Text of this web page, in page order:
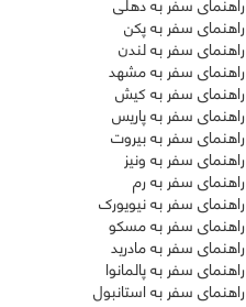
راهنمای سفر به پکن
راهنمای سفر به لندن
راهنمای سفر به مشهد
راهنمای سفر به کیش
راهنمای سفر به پاریس
راهنمای سفر به بیروت
راهنمای سفر به ونیز
راهنمای سفر به رم
راهنمای سفر به نیویورک
راهنمای سفر به مسکو
راهنمای سفر به مادرید
راهنمای سفر به پالمانوا
راهنمای سفر به استانبول